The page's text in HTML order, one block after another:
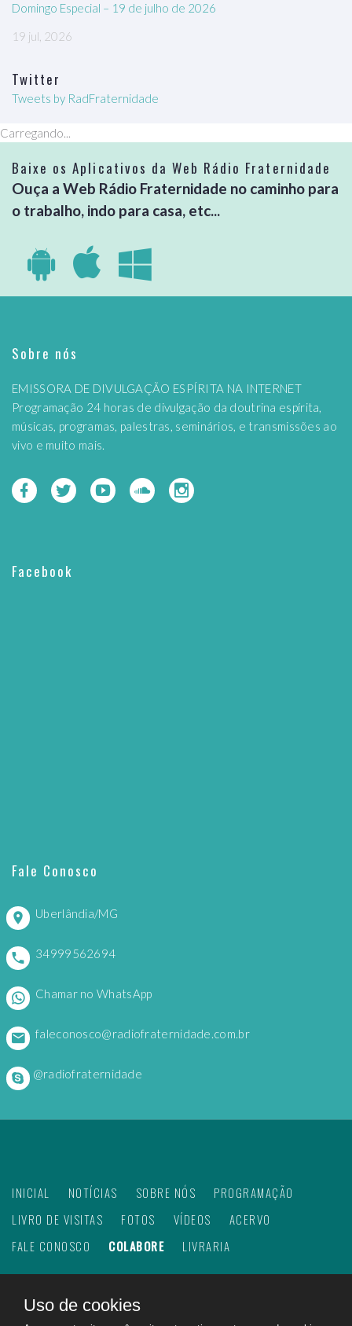
Domingo Especial – 19 de julho de 2026
19 jul, 2026
Twitter
Tweets by RadFraternidade
Carregando...
Baixe os Aplicativos da Web Rádio Fraternidade
Ouça a Web Rádio Fraternidade no caminho para
o trabalho, indo para casa, etc...
Sobre nós
EMISSORA DE DIVULGAÇÃO ESPÍRITA NA INTERNET
Programação 24 horas de divulgação da doutrina espírita,
músicas, programas, palestras, seminários, e transmissões ao
vivo e muito mais.
Facebook
Fale Conosco
Uberlândia/MG
34999562694
Chamar no WhatsApp
faleconosco@radiofraternidade.com.br
@radiofraternidade
INICIAL NOTÍCIAS SOBRE NÓS
PROGRAMAÇÃO
LIVRO DE VISITAS
FOTOS VÍDEOS
ACERVO
FALE CONOSCO
COLABORE LIVRARIA
2026Web Rádio Fraternidade. Todos os direitos
Uso de cookies